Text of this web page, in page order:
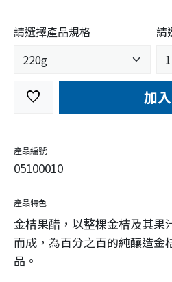
請選擇產品規格 請
favorite 加
產品編號
05100010
產品特色
金桔果醋，以整棵金桔及其果
而成，為百分之百的純釀造金
品。